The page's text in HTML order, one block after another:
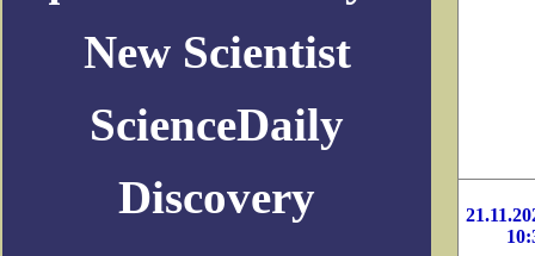
New Scientist
ScienceDaily
Discovery